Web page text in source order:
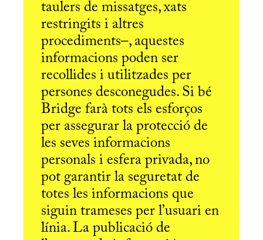
taulers de missatges, xats
restringits i altres
procediments–, aquestes
informacions poden ser
recollides i utilitzades per
persones desconegudes. Si bé
Bridge farà tots els esforços
per assegurar la protecció de
les seves informacions
personals i esfera privada, no
pot garantir la seguretat de
totes les informacions que
siguin trameses per l’usuari en
línia. La publicació de